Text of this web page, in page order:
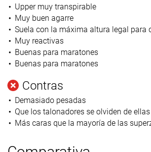
Upper muy transpirable
Muy buen agarre
Suela con la máxima altura legal para
Muy reactivas
Buenas para maratones
Buenas para maratones
Contras
Demasiado pesadas
Que los talonadores se olviden de ellas
Más caras que la mayoría de las